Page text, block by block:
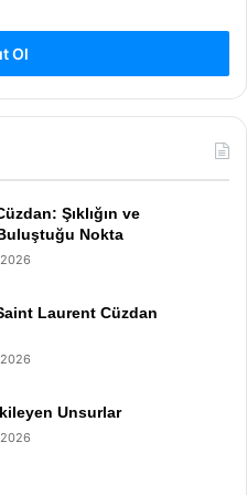
Ol
Şıklığın ve
Nokta
Laurent Cüzdan
Unsurlar